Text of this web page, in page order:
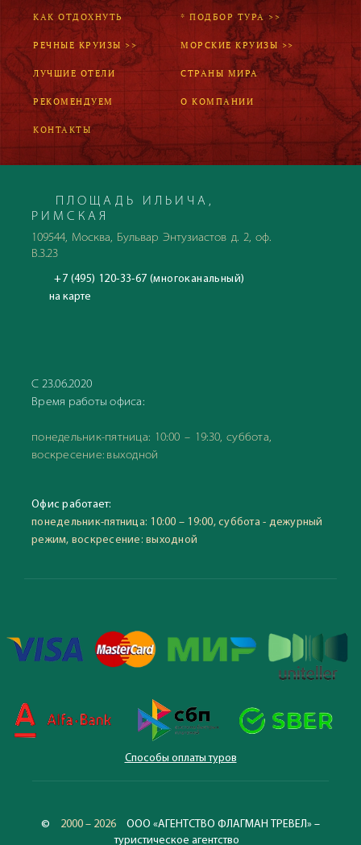
КАК ОТДОХНУТЬ * ПОДБОР ТУРА >>
РЕЧНЫЕ КРУИЗЫ >> МОРСКИЕ КРУИЗЫ >>
ЛУЧШИЕ ОТЕЛИ СТРАНЫ МИРА
РЕКОМЕНДУЕМ О КОМПАНИИ
КОНТАКТЫ
ПЛОЩАДЬ ИЛЬИЧА,
РИМСКАЯ
109544, Москва, Бульвар Энтузиастов д. 2, оф.
В.3.23
+7 (495) 120-33-67 (многоканальный)
на карте
С 23.06.2020
Время работы офиса:
понедельник-пятница: 10:00 – 19:30, суббота,
воскресение: выходной
Офис работает:
понедельник-пятница: 10:00 – 19:00, суббота - дежурный
режим, воскресение: выходной
Способы оплаты туров
© 2000 – 2026
ООО «АГЕНТСТВО ФЛАГМАН ТРЕВЕЛ» –
туристическое агентство